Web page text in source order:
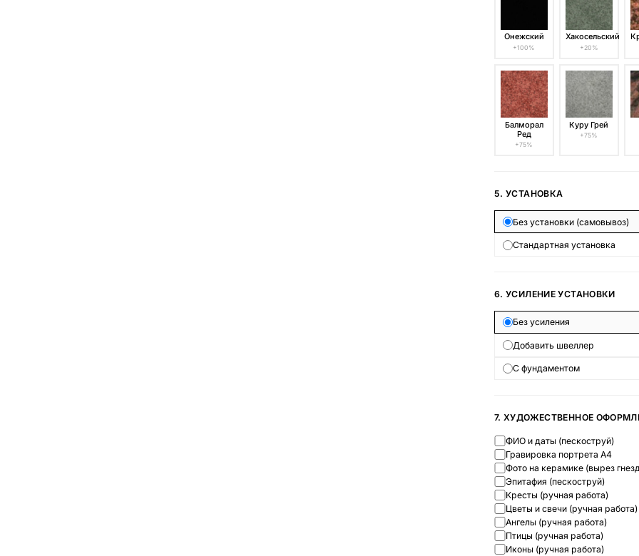
Онежский
+100%
Хакосельский
+20%
Балморал
Ред
+75%
Куру Грей
+75%
5. УСТАНОВКА
Без установки (самовывоз)
Стандартная установка
6. УСИЛЕНИЕ УСТАНОВКИ
Без усиления
Добавить швеллер
С фундаментом
7. ХУДОЖЕСТВЕННОЕ
ФИО и даты (пескоструй)
Гравировка портрета А4
Фото на керамике (вырез
Эпитафия (пескоструй)
Кресты (ручная работа)
Цветы и свечи (ручная работа)
Ангелы (ручная работа)
Птицы (ручная работа)
Иконы (ручная работа)